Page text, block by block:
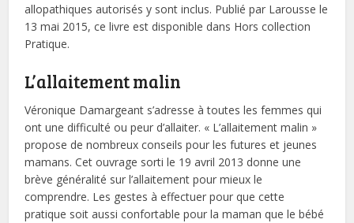
allopathiques autorisés y sont inclus. Publié par Larousse le
13 mai 2015, ce livre est disponible dans Hors collection
Pratique.
L’allaitement malin
Véronique Damargeant s’adresse à toutes les femmes qui
ont une difficulté ou peur d’allaiter. « L’allaitement malin »
propose de nombreux conseils pour les futures et jeunes
mamans. Cet ouvrage sorti le 19 avril 2013 donne une
brève généralité sur l’allaitement pour mieux le
comprendre. Les gestes à effectuer pour que cette
pratique soit aussi confortable pour la maman que le bébé